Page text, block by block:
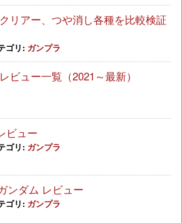
リアー、つや消し各種を比較検証
ゴリ: ガンプラ
ビュー一覧（2021～最新）
ビュー
ゴリ: ガンプラ
ンダム レビュー
ゴリ: ガンプラ